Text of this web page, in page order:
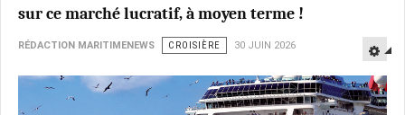
sur ce marché lucratif, à moyen terme !
RÉDACTION MARITIMENEWS CROISIÈRE 30 JUIN 2026